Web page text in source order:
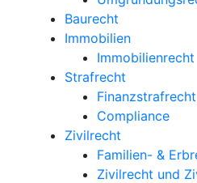
Baurecht
Immobilien
Immobilienrecht
Strafrecht
Finanzstrafrecht
Compliance
Zivilrecht
Familien- &
Zivilrecht und